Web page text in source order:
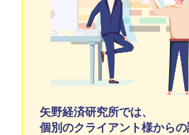
矢野経済研究所では、
個別のクライアント様から